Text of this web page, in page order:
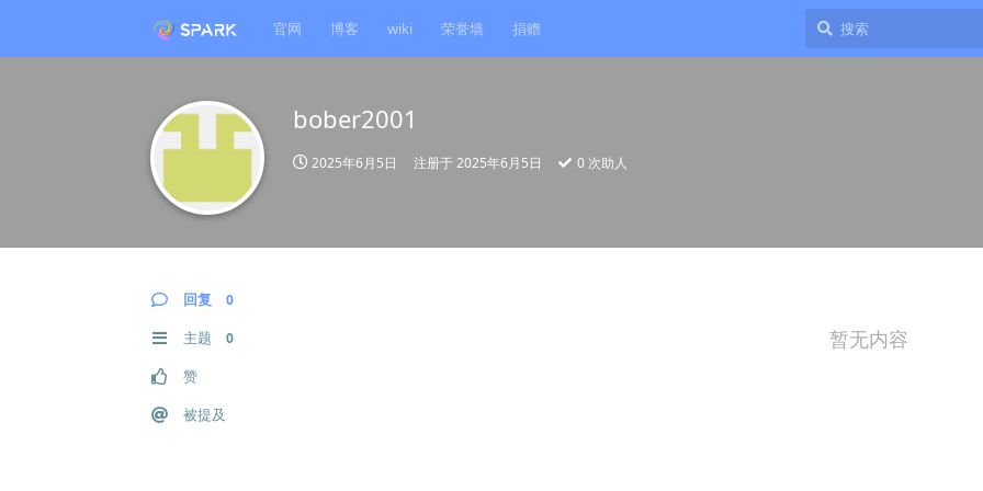
官网 博客 wiki 荣誉墙 捐赠
bober2001
2025年6月5日 注册于2025年6月5日 0 次助人
回复 0
主题 0
赞
被提及
暂无内容